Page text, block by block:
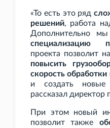
«То есть это ряд
решений, работа
Дополнительно
специализацию
проекта позволит
повысить
скорость обработки
и создать
рассказал директор
При этом новый
позволит также